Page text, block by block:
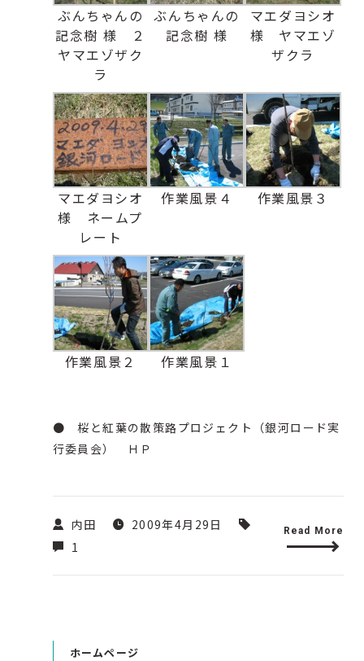
ぶんちゃんの
記念樹 様 ２
ヤマエゾザク
ラ
ぶんちゃんの
記念樹 様
マエダヨシオ
様 ヤマエゾ
ザクラ
マエダヨシオ
様 ネームプ
レート
作業風景４ 作業風景３
作業風景２ 作業風景１
●桜と紅葉の散策路プロジェクト（銀河ロード実
行委員会） ＨＰ
内田
2009年4月29日
1
Read More
ホームページ